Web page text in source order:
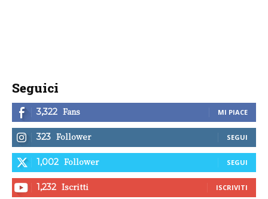
Seguici
3,322 Fans MI PIACE
323 Follower SEGUI
1,002 Follower SEGUI
1,232 Iscritti ISCRIVITI